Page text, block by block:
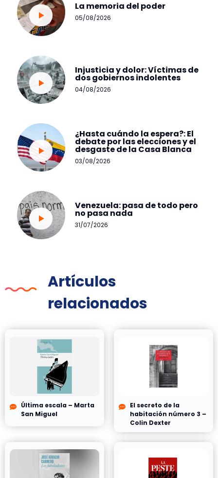
La memoria del poder
05/08/2026
Injusticia y dolor: Víctimas de
dos gobiernos indolentes
04/08/2026
¿Hasta cuándo la espera?: El
debate por las elecciones y el
desgaste de la Casa Blanca
03/08/2026
Venezuela: pasa de todo pero
no pasa nada
31/07/2026
Artículos
relacionados
Última escala – Marta
San Miguel
El secreto de la
habitación número 3 –
Colin Dexter